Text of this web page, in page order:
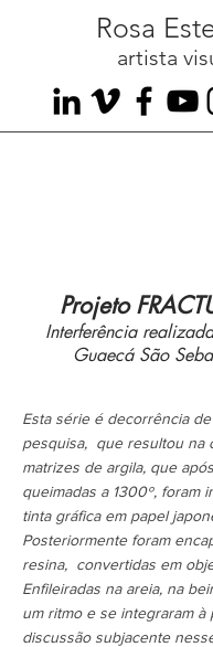
Rosa
artista
Projeto
Interferência
Guaecá São
Esta série é decorrência
pesquisa, que resultou na
matrizes de argila, que
queimadas a 1300º, foram
tinta gráfica em papel
Posteriormente foram
resina, convertidas em
Enfileiradas na areia, na
um ritmo e se integraram à
discussão subjacente